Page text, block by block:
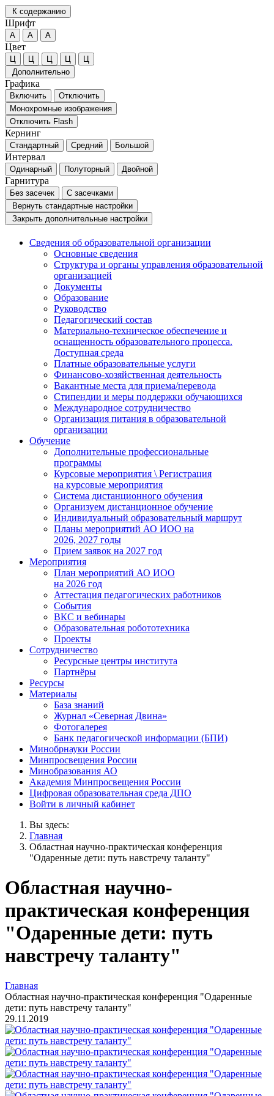
К содержанию
Шрифт
А А А
Цвет
Ц Ц Ц Ц
Ц
Дополнительно
Графика
Включить
Отключить
Монохромные изображения
Отключить Flash
Кернинг
Стандартный Средний Большой
Интервал
Одинарный Полуторный Двойной
Гарнитура
Без засечек
С засечками
Вернуть стандартные настройки
Закрыть дополнительные настройки
Сведения об образовательной организации
Основные сведения
Структура и органы управления образовательной
организацией
Документы
Образование
Руководство
Педагогический состав
Материально-техническое обеспечение и
оснащенность образовательного процесса.
Доступная среда
Платные образовательные услуги
Финансово-хозяйственная деятельность
Вакантные места для приема/перевода
Стипендии и меры поддержки обучающихся
Международное сотрудничество
Организация питания в образовательной
организации
Обучение
Дополнительные профессиональные
программы
Курсовые мероприятия \ Регистрация
на курсовые мероприятия
Система дистанционного обучения
Организуем дистанционное обучение
Индивидуальный образовательный маршрут
Планы мероприятий АО ИОО на
2026, 2027 годы
Прием заявок на 2027 год
Мероприятия
План мероприятий АО ИОО
на 2026 год
Аттестация педагогических работников
События
ВКС и вебинары
Образовательная робототехника
Проекты
Сотрудничество
Ресурсные центры института
Партнёры
Ресурсы
Материалы
База знаний
Журнал «Северная Двина»
Фотогалерея
Банк педагогической информации (БПИ)
Минобрнауки России
Минпросвещения России
Минобразования АО
Академия Минпросвещения России
Цифровая образовательная среда ДПО
Войти в личный кабинет
Вы здесь:
Главная
Областная научно-практическая конференция
"Одаренные дети: путь навстречу таланту"
Областная научно-
практическая конференция
"Одаренные дети: путь
навстречу таланту"
Главная
Областная научно-практическая конференция "Одаренные
дети: путь навстречу таланту"
29.11.2019